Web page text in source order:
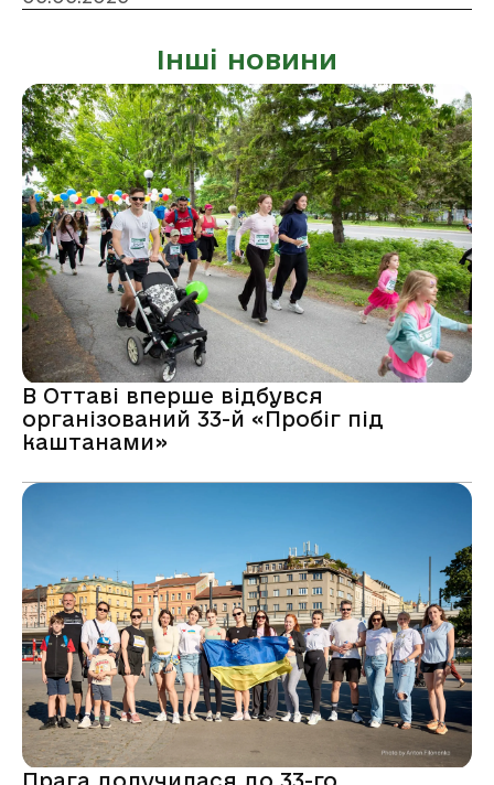
Інші новини
В Оттаві вперше відбувся
організований 33-й «Пробіг під
каштанами»